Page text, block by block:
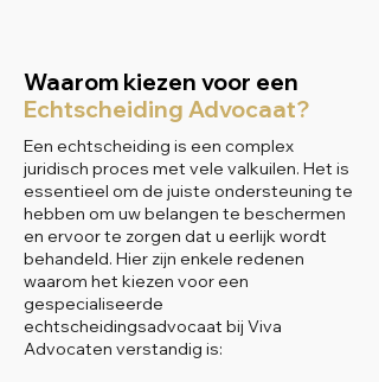
Waarom kiezen voor een
Echtscheiding Advocaat?
Een echtscheiding is een complex
juridisch proces met vele valkuilen. Het is
essentieel om de juiste ondersteuning te
hebben om uw belangen te beschermen
en ervoor te zorgen dat u eerlijk wordt
behandeld. Hier zijn enkele redenen
waarom het kiezen voor een
gespecialiseerde
echtscheidingsadvocaat bij Viva
Advocaten verstandig is: